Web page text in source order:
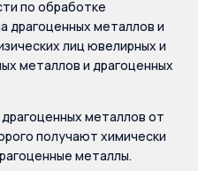
по обработке
драгоценных металлов и
лиц ювелирных и
металлов и драгоценных
металлов от
получают химически
металлы.